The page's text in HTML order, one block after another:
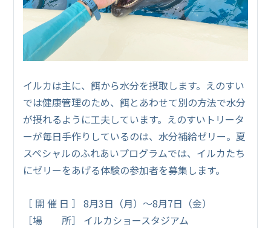
イルカは主に、餌から水分を摂取します。えのすい
では健康管理のため、餌とあわせて別の方法で水分
が摂れるように工夫しています。えのすいトリータ
ーが毎日手作りしているのは、水分補給ゼリー。夏
スペシャルのふれあいプログラムでは、イルカたち
にゼリーをあげる体験の参加者を募集します。
［ 開 催 日 ］ 8月3日（月）～8月7日（金）
［場 所］ イルカショースタジアム